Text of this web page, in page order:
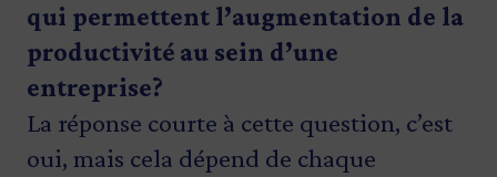
qui permettent l’augmentation de la
productivité au sein d’une
entreprise?
La réponse courte à cette question, c’est
oui, mais cela dépend de chaque